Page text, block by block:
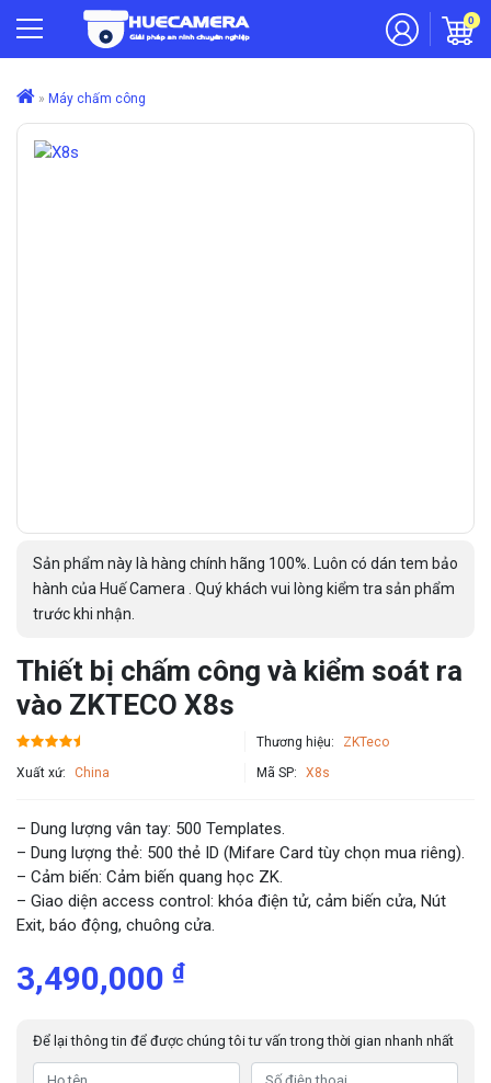
0
» Máy chấm công
Sản phẩm này là hàng chính hãng 100%. Luôn có dán tem bảo
hành của Huế Camera . Quý khách vui lòng kiểm tra sản phẩm
trước khi nhận.
Thiết bị chấm công và kiểm soát ra
vào ZKTECO X8s
Thương hiệu: ZKTeco
Xuất xứ: China Mã SP: X8s
– Dung lượng vân tay: 500 Templates.
– Dung lượng thẻ: 500 thẻ ID (Mifare Card tùy chọn mua riêng).
– Cảm biến: Cảm biến quang học ZK.
– Giao diện access control: khóa điện tử, cảm biến cửa, Nút
Exit, báo động, chuông cửa.
3,490,000 ₫
Để lại thông tin để được chúng tôi tư vấn trong thời gian nhanh nhất